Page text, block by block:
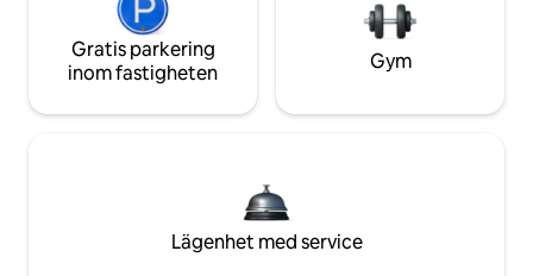
Gratis parkering
inom fastigheten
Gym
Lägenhet med service